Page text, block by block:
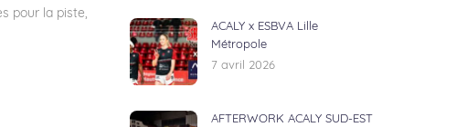
pour la piste,
ACALY x ESBVA Lille
Métropole
7 avril 2026
AFTERWORK ACALY SUD-EST